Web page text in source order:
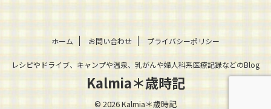
ホーム お問い合わせ プライバシーポリシー
レシピやドライブ、キャンプや温泉、乳がんや婦人科系医療記録などのBlog
Kalmia＊歳時記
© 2026 Kalmia＊歳時記